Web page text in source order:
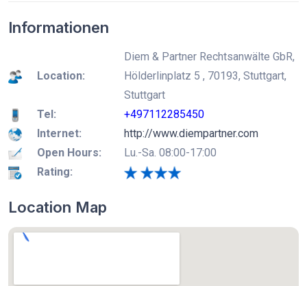
Informationen
Location:
Diem & Partner Rechtsanwälte GbR,
Hölderlinplatz 5 , 70193, Stuttgart,
Stuttgart
Tel:
+497112285450
Internet:
http://www.diempartner.com
Open Hours:
Lu.-Sa. 08:00-17:00
Rating:
Location Map